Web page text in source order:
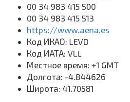
00 34 983 415 500
00 34 983 415 513
https://www.aena.es
Код ИКАО: LEVD
Код ИАТА: VLL
Местное время: +1 GMT
Долгота: -4.844626
Широта: 41.70581